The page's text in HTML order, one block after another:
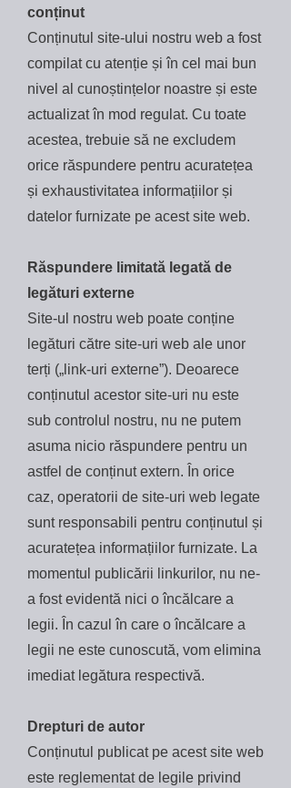
conținut
Conținutul site-ului nostru web a fost
compilat cu atenție și în cel mai bun
nivel al cunoștințelor noastre și este
actualizat în mod regulat. Cu toate
acestea, trebuie să ne excludem
orice răspundere pentru acuratețea
și exhaustivitatea informațiilor și
datelor furnizate pe acest site web.
Răspundere limitată legată de
legături externe
Site-ul nostru web poate conține
legături către site-uri web ale unor
terți („link-uri externe”). Deoarece
conținutul acestor site-uri nu este
sub controlul nostru, nu ne putem
asuma nicio răspundere pentru un
astfel de conținut extern. În orice
caz, operatorii de site-uri web legate
sunt responsabili pentru conținutul și
acuratețea informațiilor furnizate. La
momentul publicării linkurilor, nu ne-
a fost evidentă nici o încălcare a
legii. În cazul în care o încălcare a
legii ne este cunoscută, vom elimina
imediat legătura respectivă.
Drepturi de autor
Conținutul publicat pe acest site web
este reglementat de legile privind